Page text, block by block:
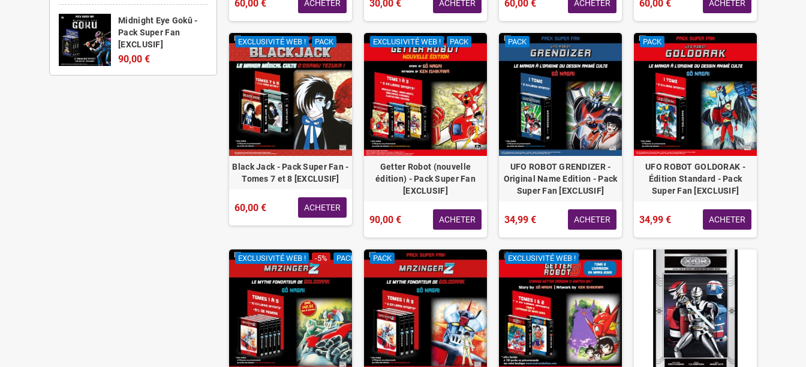
Midnight Eye Gokû -
Pack Super Fan
[EXCLUSIF]
90,00 €
60,00 € ACHETER 30,00 € ACHETER 60,00 € ACHETER 60,00 € ACHETER
EXCLUSIVITÉ WEB ! PACK
Black Jack - Pack Super Fan -
Tomes 7 et 8 [EXCLUSIF]
60,00 € ACHETER
EXCLUSIVITÉ WEB ! PACK
Getter Robot (nouvelle
édition) - Pack Super Fan
[EXCLUSIF]
90,00 € ACHETER
PACK
UFO ROBOT GRENDIZER -
Original Name Edition - Pack
Super Fan [EXCLUSIF]
34,99 € ACHETER
PACK
UFO ROBOT GOLDORAK -
Édition Standard - Pack
Super Fan [EXCLUSIF]
34,99 € ACHETER
EXCLUSIVITÉ WEB ! -5% PACK PACK EXCLUSIVITÉ WEB !